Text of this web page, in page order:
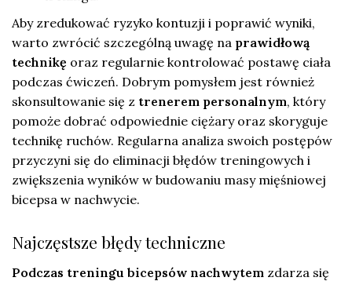
Aby zredukować ryzyko kontuzji i poprawić wyniki,
warto zwrócić szczególną uwagę na prawidłową
technikę oraz regularnie kontrolować postawę ciała
podczas ćwiczeń. Dobrym pomysłem jest również
skonsultowanie się z trenerem personalnym, który
pomoże dobrać odpowiednie ciężary oraz skoryguje
technikę ruchów. Regularna analiza swoich postępów
przyczyni się do eliminacji błędów treningowych i
zwiększenia wyników w budowaniu masy mięśniowej
bicepsa w nachwycie.
Najczęstsze błędy techniczne
Podczas treningu bicepsów nachwytem zdarza się